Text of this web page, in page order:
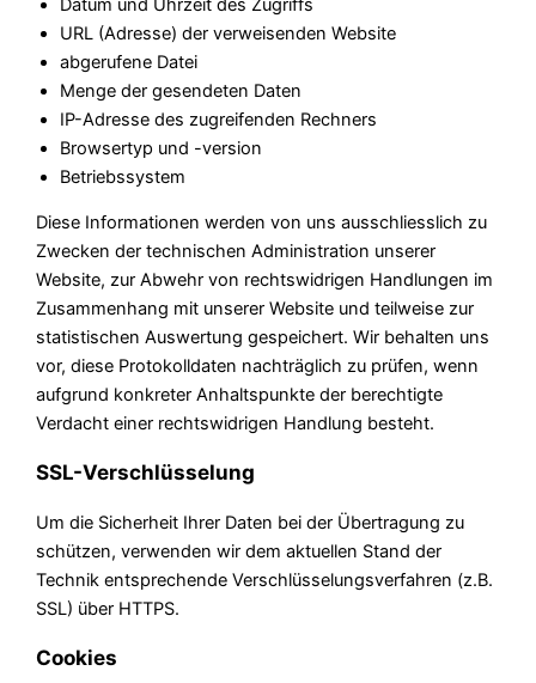
Datum und Uhrzeit des Zugriffs
URL (Adresse) der verweisenden Website
abgerufene Datei
Menge der gesendeten Daten
IP-Adresse des zugreifenden Rechners
Browsertyp und -version
Betriebssystem
Diese Informationen werden von uns ausschliesslich zu
Zwecken der technischen Administration unserer
Website, zur Abwehr von rechtswidrigen Handlungen im
Zusammenhang mit unserer Website und teilweise zur
statistischen Auswertung gespeichert. Wir behalten uns
vor, diese Protokolldaten nachträglich zu prüfen, wenn
aufgrund konkreter Anhaltspunkte der berechtigte
Verdacht einer rechtswidrigen Handlung besteht.
SSL-Verschlüsselung
Um die Sicherheit Ihrer Daten bei der Übertragung zu
schützen, verwenden wir dem aktuellen Stand der
Technik entsprechende Verschlüsselungsverfahren (z.B.
SSL) über HTTPS.
Cookies